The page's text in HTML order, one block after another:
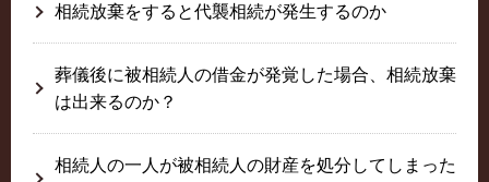
相続放棄をすると代襲相続が発生するのか
葬儀後に被相続人の借金が発覚した場合、相続放棄
は出来るのか？
相続人の一人が被相続人の財産を処分してしまった